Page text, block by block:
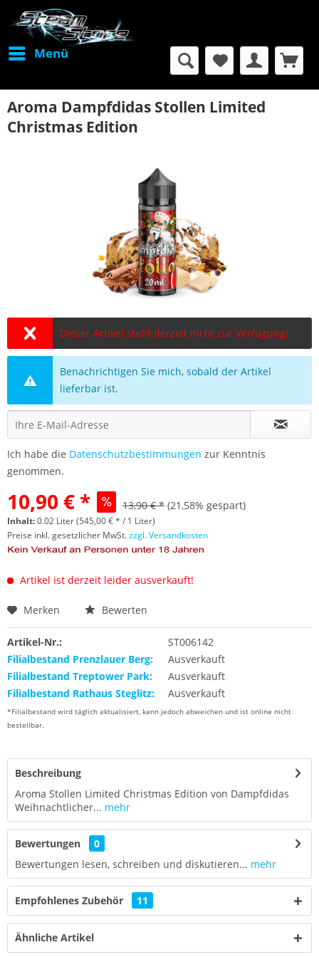
Menü
Aroma Dampfdidas Stollen Limited
Christmas Edition
Dieser Artikel steht derzeit nicht zur Verfügung!
Benachrichtigen Sie mich, sobald der Artikel
lieferbar ist.
Ich habe die Datenschutzbestimmungen zur Kenntnis
genommen.
10,90 € * 13,90 € * (21,58% gespart)
Inhalt:0.02 Liter (545,00 € * / 1 Liter)
Preise inkl. gesetzlicher MwSt.zzgl. Versandkosten
Artikel ist derzeit leider ausverkauft!
Merken Bewerten
Artikel-Nr.:
ST006142
Filialbestand Prenzlauer Berg:
Ausverkauft
Filialbestand Treptower Park:
Ausverkauft
Filialbestand Rathaus Steglitz:
Ausverkauft
*Filialbestand wird täglich aktualisiert, kann jedoch abweichen und ist online nicht
bestellbar.
Beschreibung
Aroma Stollen Limited Christmas Edition von Dampfdidas
Weihnachtlicher... mehr
Bewertungen
0
Bewertungen lesen, schreiben und diskutieren... mehr
Empfohlenes Zubehör 11
Ähnliche Artikel